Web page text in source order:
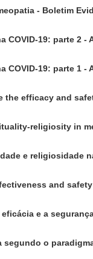
- Boletim
19: parte 2 -
19: parte 1 -
efficacy and
religiosity in
e religiosidade
and
e a
o